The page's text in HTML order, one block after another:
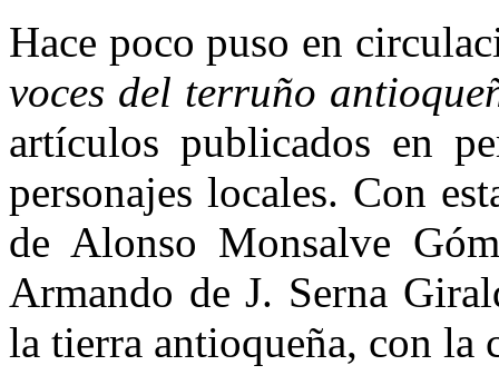
Hace poco puso en
voces del terruño
artículos publicados en
personajes locales. Con
de Alonso Monsalve
Armando de J. Serna
la tierra antioqueña, con la